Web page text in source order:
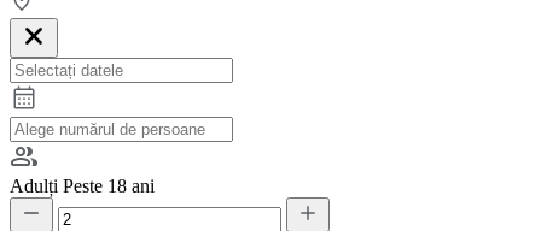
Adulți Peste 18 ani